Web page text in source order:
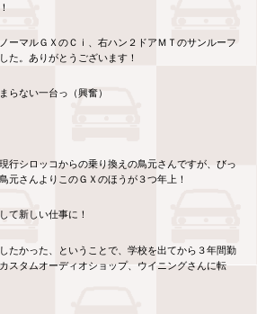
ーマルＧＸのＣｉ、右ハン２ドアＭＴのサンルーフ
た。ありがとうございます！
らない一台っ（興奮）
行シロッコからの乗り換えの鳥元さんですが、びっ
元さんよりこのＧＸのほうが３つ年上！
て新しい仕事に！
たかった、ということで、学校を出てから３年間勤
スタムオーディオショップ、ウイニングさんに転